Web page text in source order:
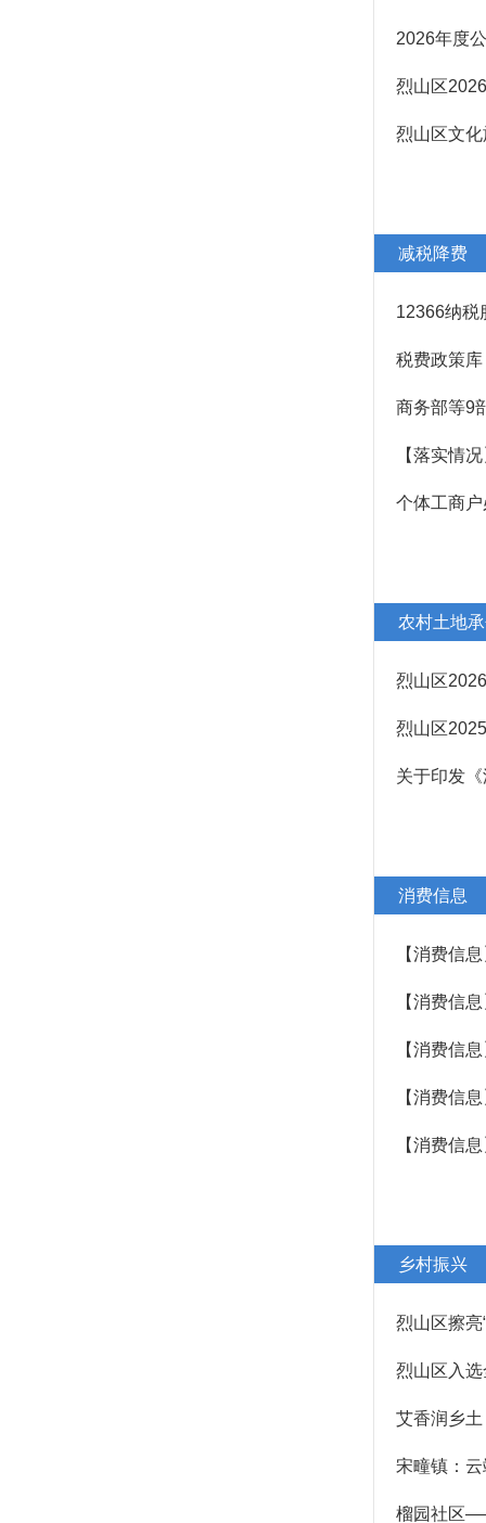
2026年度
烈山区
烈山区文
减税降费
12366纳税
税费政策库
商务部等9
个体工商
农村土地
烈山区
烈山区
消费信息
【消费信
【消费信
【消费信
【消费信
乡村振兴
烈山区擦亮
烈山区入
艾香润乡
宋疃镇：
榴园社区